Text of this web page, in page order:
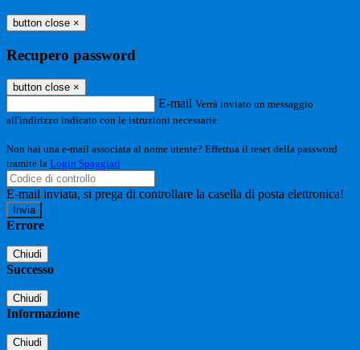
button close ×
Recupero password
button close ×
E-mail Verrà inviato un messaggio
all'indirizzo indicato con le istruzioni necessarie.
Non hai una e-mail associata al nome utente? Effettua il reset della password
tramite la Login Spaggiari
E-mail inviata, si prega di controllare la casella di posta elettronica!
Errore
Chiudi
Successo
Chiudi
Informazione
Chiudi